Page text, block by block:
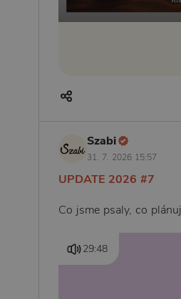
Szabi
31. 7. 2026 15:57
UPDATE 2026 #7
Co jsme psaly, co
29:48